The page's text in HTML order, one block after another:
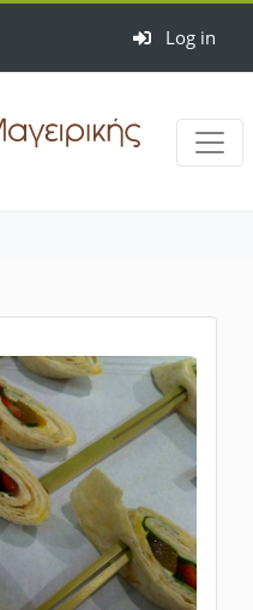
Log in